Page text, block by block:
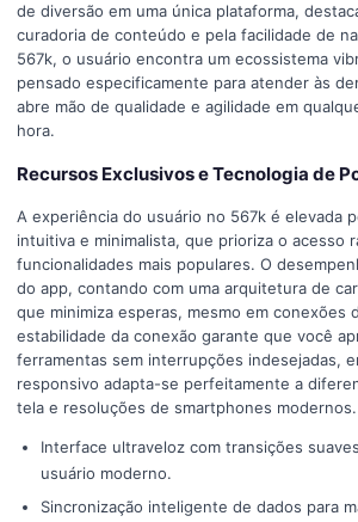
de diversão em uma única plataforma,
curadoria de conteúdo e pela facilidade de
567k, o usuário encontra um ecossistema
pensado especificamente para atender às
abre mão de qualidade e agilidade em
hora.
Recursos Exclusivos e Tecnologia de
A experiência do usuário no 567k é elevada
intuitiva e minimalista, que prioriza o acesso
funcionalidades mais populares. O
do app, contando com uma arquitetura de
que minimiza esperas, mesmo em conexões
estabilidade da conexão garante que você
ferramentas sem interrupções indesejadas,
responsivo adapta-se perfeitamente a
tela e resoluções de smartphones modernos.
Interface ultraveloz com transições
usuário moderno.
Sincronização inteligente de dados para